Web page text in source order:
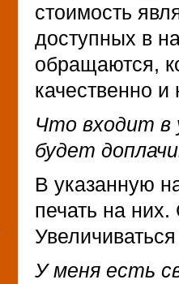
стоимость
доступных в
обращаются,
качественно и
Что входит в
будет
В указанную
печать на них.
У меня есть